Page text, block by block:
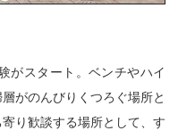
がスタート。ベンチやハイ
がのんびりくつろぐ場所と
り歓談する場所として、す